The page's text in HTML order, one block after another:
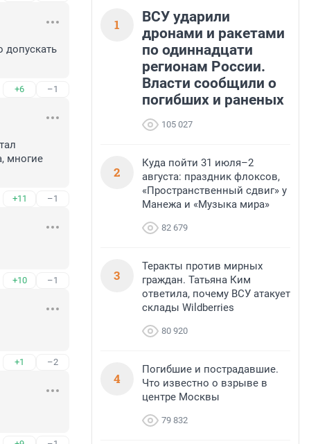
допускать
+6 –1
многие
+11 –1
+10 –1
+1 –2
1
ВСУ ударили
дронами и ракетами
по одиннадцати
регионам России.
Власти сообщили о
погибших и раненых
105 027
2
Куда пойти 31 июля–2
августа: праздник флоксов,
«Пространственный сдвиг» у
Манежа и «Музыка мира»
82 679
3
Теракты против мирных
граждан. Татьяна Ким
ответила, почему ВСУ атакует
склады Wildberries
80 920
4
Погибшие и пострадавшие.
Что известно о взрыве в
центре Москвы
79 832